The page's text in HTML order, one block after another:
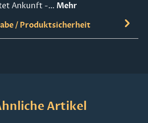
Ankunft -… Mehr
/ Produktsicherheit
überspringenArtikel